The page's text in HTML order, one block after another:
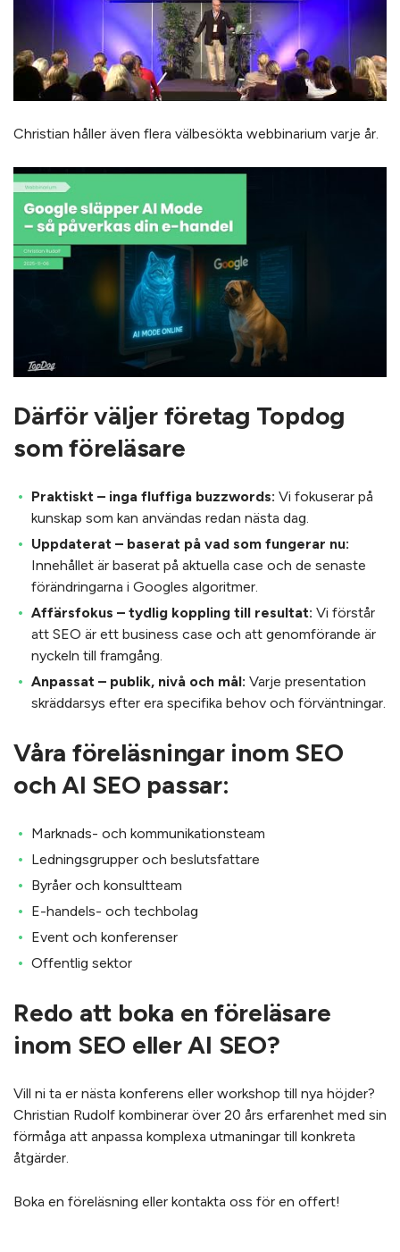
Christian håller även flera välbesökta webbinarium varje år.
Därför väljer företag Topdog
som föreläsare
Praktiskt – inga fluffiga buzzwords: Vi fokuserar på
kunskap som kan användas redan nästa dag.
Uppdaterat – baserat på vad som fungerar nu:
Innehållet är baserat på aktuella case och de senaste
förändringarna i Googles algoritmer.
Affärsfokus – tydlig koppling till resultat: Vi förstår
att SEO är ett business case och att genomförande är
nyckeln till framgång.
Anpassat – publik, nivå och mål: Varje presentation
skräddarsys efter era specifika behov och förväntningar.
Våra föreläsningar inom SEO
och AI SEO passar:
Marknads- och kommunikationsteam
Ledningsgrupper och beslutsfattare
Byråer och konsultteam
E-handels- och techbolag
Event och konferenser
Offentlig sektor
Redo att boka en föreläsare
inom SEO eller AI SEO?
Vill ni ta er nästa konferens eller workshop till nya höjder?
Christian Rudolf kombinerar över 20 års erfarenhet med sin
förmåga att anpassa komplexa utmaningar till konkreta
åtgärder.
Boka en föreläsning eller kontakta oss för en offert!